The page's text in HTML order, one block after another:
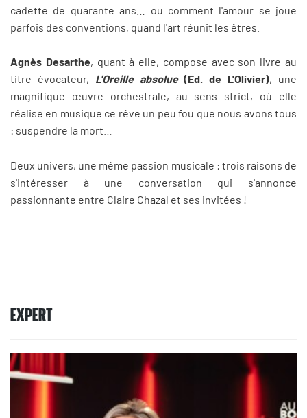
cadette de quarante ans… ou comment l'amour se joue
parfois des conventions, quand l'art réunit les êtres.
Agnès Desarthe, quant à elle, compose avec son livre au
titre évocateur, L'Oreille absolue(Ed. de L'Olivier), une
magnifique œuvre orchestrale, au sens strict, où elle
réalise en musique ce rêve un peu fou que nous avons tous
: suspendre la mort…
Deux univers, une même passion musicale : trois raisons de
s'intéresser à une conversation qui s'annonce
passionnante entre Claire Chazal et ses invitées !
EXPERT